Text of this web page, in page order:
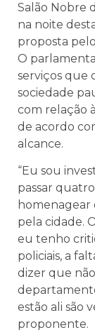
Salão Nobre
na noite
proposta
O
serviços que
sociedade
com relação
de acordo
alcance.
“Eu sou
passar
pela cidade.
eu tenho
policiais, a
dizer que
estão ali são
proponente.